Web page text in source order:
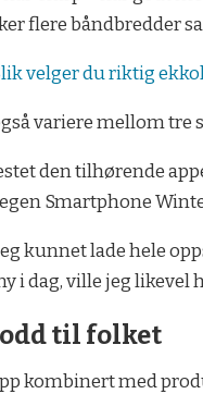
flere båndbredder
velger du riktig
variere mellom tre
den tilhørende
Smartphone
kunnet lade hele
i dag, ville jeg likevel
til folket
kombinert med